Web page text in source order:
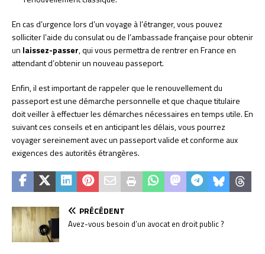
En cas d’urgence lors d’un voyage à l’étranger, vous pouvez
solliciter l’aide du consulat ou de l’ambassade française pour obtenir
un laissez-passer, qui vous permettra de rentrer en France en
attendant d’obtenir un nouveau passeport.
Enfin, il est important de rappeler que le renouvellement du
passeport est une démarche personnelle et que chaque titulaire
doit veiller à effectuer les démarches nécessaires en temps utile. En
suivant ces conseils et en anticipant les délais, vous pourrez
voyager sereinement avec un passeport valide et conforme aux
exigences des autorités étrangères.
PRÉCÉDENT
Avez-vous besoin d’un avocat en droit public ?